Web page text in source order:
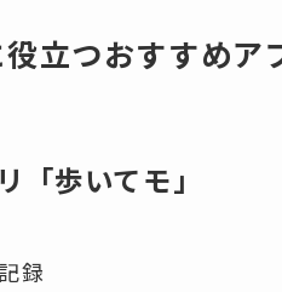
立つおすすめア
「歩いてモ」
録